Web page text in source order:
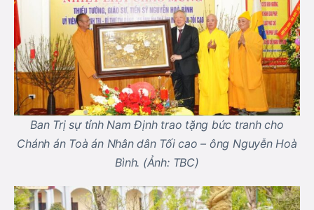
Ban Trị sự tỉnh Nam Định trao tặng bức tranh cho
Chánh án Toà án Nhân dân Tối cao – ông Nguyễn Hoà
Bình. (Ảnh: TBC)